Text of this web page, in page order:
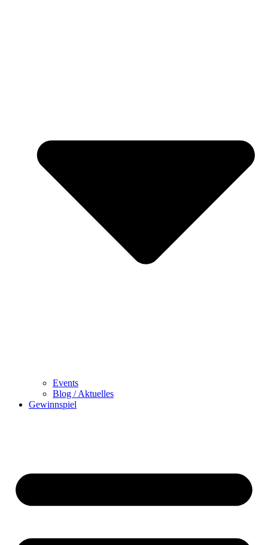
Events
Blog / Aktuelles
Gewinnspiel